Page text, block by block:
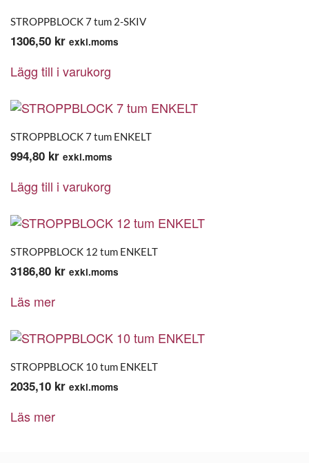
STROPPBLOCK 7 tum 2-SKIV
1306,50 kr exkl.moms
Lägg till i varukorg
STROPPBLOCK 7 tum ENKELT
994,80 kr exkl.moms
Lägg till i varukorg
STROPPBLOCK 12 tum ENKELT
3186,80 kr exkl.moms
Läs mer
STROPPBLOCK 10 tum ENKELT
2035,10 kr exkl.moms
Läs mer